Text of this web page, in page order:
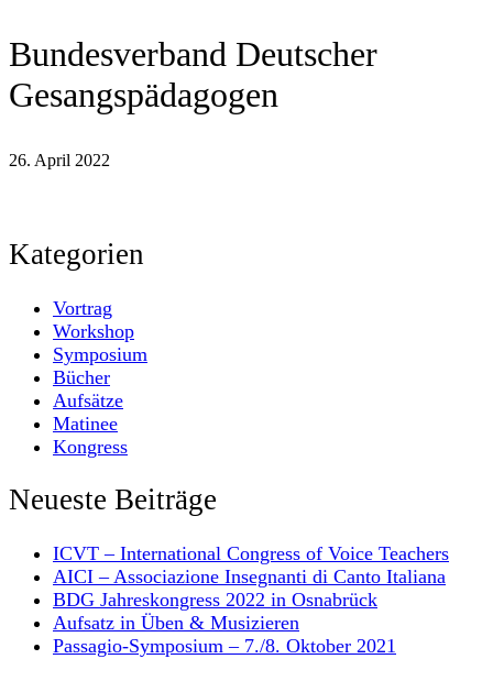
Bundesverband Deutscher
Gesangspädagogen
26. April 2022
Kategorien
Vortrag
Workshop
Symposium
Bücher
Aufsätze
Matinee
Kongress
Neueste Beiträge
ICVT – International Congress of Voice Teachers
AICI – Associazione Insegnanti di Canto Italiana
BDG Jahreskongress 2022 in Osnabrück
Aufsatz in Üben & Musizieren
Passagio-Symposium – 7./8. Oktober 2021